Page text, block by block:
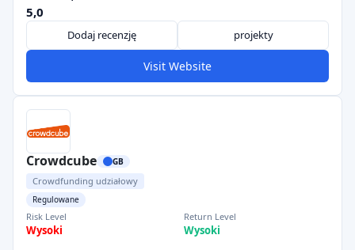
5,0
Dodaj recenzję projekty
Visit Website
Crowdcube GB
Crowdfunding udziałowy
Regulowane
Risk Level
Wysoki
Return Level
Wysoki